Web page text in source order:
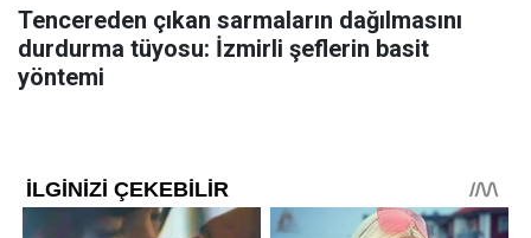
Tencereden çıkan sarmaların dağılmasını
durdurma tüyosu: İzmirli şeflerin basit
yöntemi